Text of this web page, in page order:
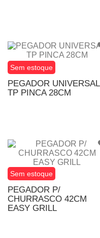
Sem estoque
PEGADOR UNIVERSAL
TP PINCA 28CM
Sem estoque
PEGADOR P/
CHURRASCO 42CM
EASY GRILL